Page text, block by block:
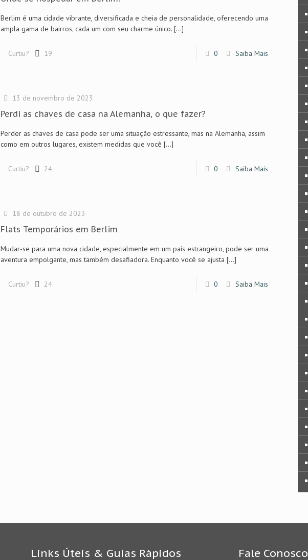
Berlim é uma cidade vibrante, diversificada e cheia de personalidade, oferecendo uma
ampla gama de bairros, cada um com seu charme único.[…]
Curtiu? 19 0 Saiba Mais
13 de novembro de 2023
Perdi as chaves de casa na Alemanha, o que fazer?
Perder as chaves de casa pode ser uma situação estressante, mas na Alemanha, assim
como em outros lugares, existem medidas que você […]
Curtiu? 24 0 Saiba Mais
18 de outubro de 2023
Flats Temporários em Berlim
Mudar-se para uma nova cidade, especialmente em um país estrangeiro, pode ser uma
aventura empolgante, mas também desafiadora. Enquanto você se ajusta […]
Curtiu? 24 0 Saiba Mais
Links Úteis & Guias Rápidos Fale Conosco